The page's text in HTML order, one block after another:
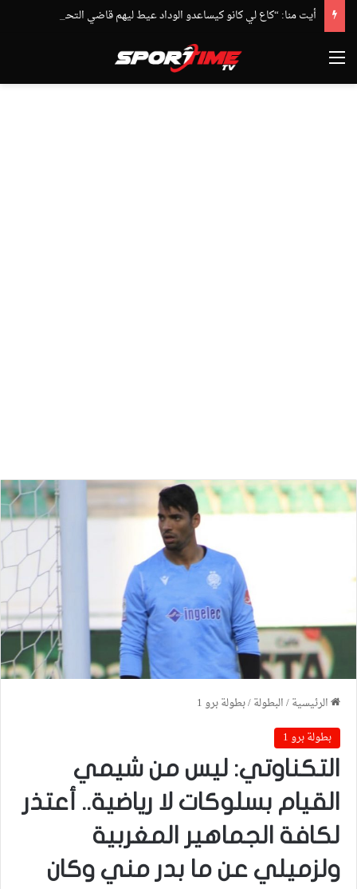
القائمة
الرئيسية/البطولة/بطولة برو 1
بطولة برو 1
التكناوتي: ليس من شيمي
القيام بسلوكات لا رياضية.. أعتذر
لكافة الجماهير المغربية
ولزميلي عن ما بدر مني وكان